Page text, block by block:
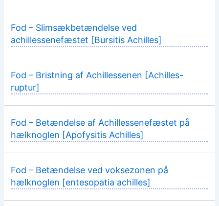
Fod – Slimsækbetændelse ved
achillessenefæstet [Bursitis Achilles]
Fod – Bristning af Achillessenen [Achilles-
ruptur]
Fod – Betændelse af Achillessenefæstet på
hælknoglen [Apofysitis Achilles]
Fod – Betændelse ved voksezonen på
hælknoglen [entesopatia achilles]